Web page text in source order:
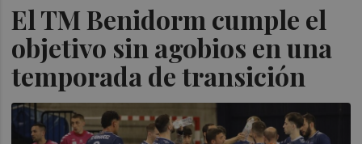
El TM Benidorm cumple el
objetivo sin agobios en una
temporada de transición